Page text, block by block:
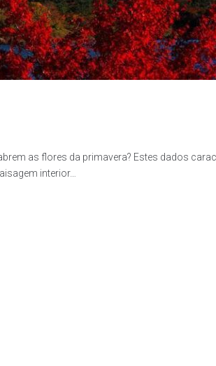
as flores da primavera? Estes dados
interior…